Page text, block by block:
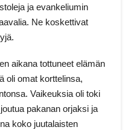
ja evankeliumin
Ne koskettivat
aikana tottuneet elämän
oli omat korttelinsa,
Vaikeuksia oli toki
pakanan orjaksi ja
koko juutalaisten